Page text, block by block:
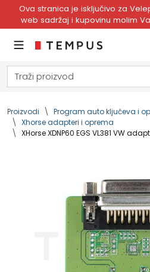
Ova stranica je isključivo za
web sadržaj i kupovinu molim
Proizvodi
Program auto ključeva i
Xhorse adapteri i oprema
XHorse XDNP60 EGS VL381 VW